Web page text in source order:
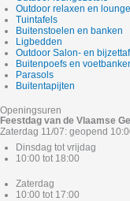
Outdoor relaxen en
Tuintafels
Buitenstoelen en banken
Ligbedden
Outdoor Salon- en
Buitenpoefs en
Parasols
Buitentapijten
Openingsuren
Feestdag van de Vlaamse
Zaterdag 11/07: geopend
Dinsdag tot vrijdag
10:00 tot 18:00
Zaterdag
10:00 tot 17:00